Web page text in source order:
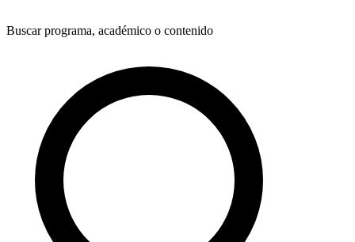
Buscar programa, académico o contenido